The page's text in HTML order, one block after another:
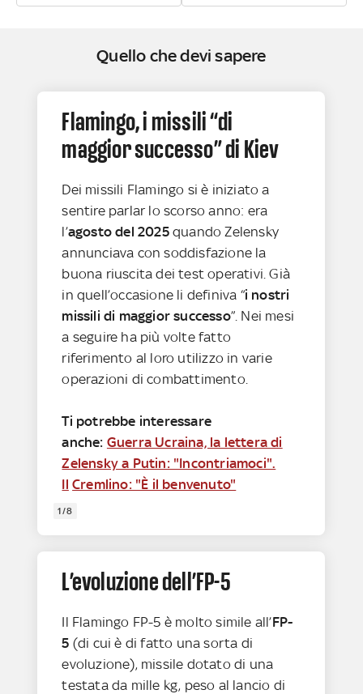
Quello che devi sapere
Flamingo, i missili “di
maggior successo” di Kiev
Dei missili Flamingo si è iniziato a
sentire parlar lo scorso anno: era
l’agosto del 2025quando Zelensky
annunciava con soddisfazione la
buona riuscita dei test operativi. Già
in quell’occasione li definiva “i nostri
missili di maggior successo”. Nei mesi
a seguire ha più volte fatto
riferimento al loro utilizzo in varie
operazioni di combattimento.
Ti potrebbe interessare
anche: Guerra Ucraina, la lettera di
Zelensky a Putin: "Incontriamoci".
Il Cremlino: "È il benvenuto"
1/8
L’evoluzione dell’FP-5
Il Flamingo FP-5 è molto simile all’FP-
5 (di cui è di fatto una sorta di
evoluzione), missile dotato di una
testata da mille kg, peso al lancio di